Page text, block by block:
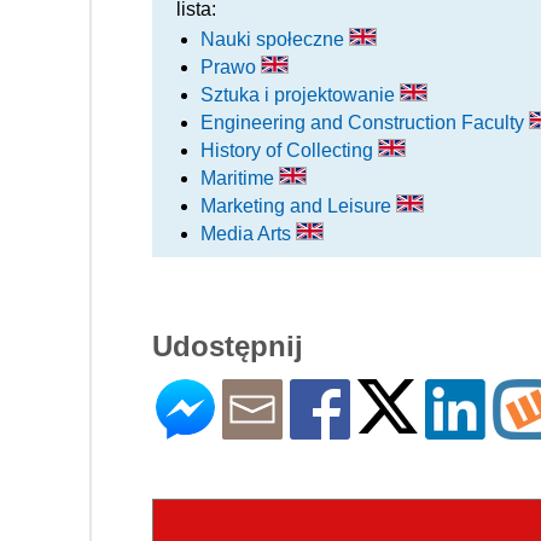
lista:
Nauki społeczne
Prawo
Sztuka i projektowanie
Engineering and Construction Faculty
History of Collecting
Maritime
Marketing and Leisure
Media Arts
Udostępnij